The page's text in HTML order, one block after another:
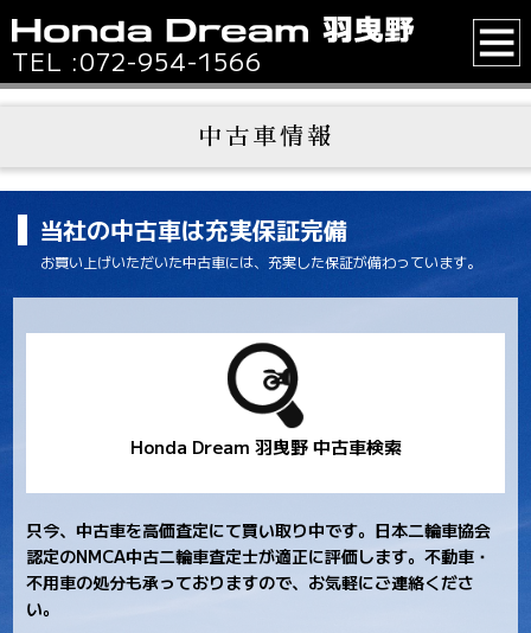
TEL :072-954-1566
中古車情報
当社の中古車は充実保証完備
お買い上げいただいた中古車には、充実した保証が備わっています。
Honda Dream 羽曳野 中古車検索
只今、中古車を高価査定にて買い取り中です。日本二輪車協会
認定のNMCA中古二輪車査定士が適正に評価します。不動車・
不用車の処分も承っておりますので、お気軽にご連絡くださ
い。